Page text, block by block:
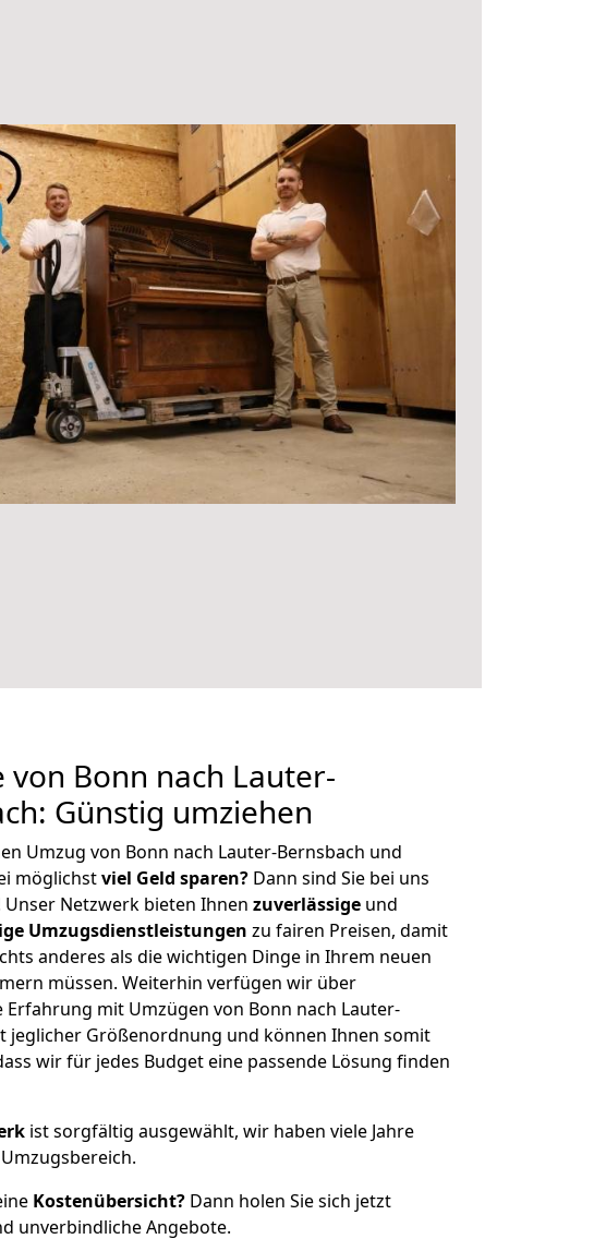
von Bonn nach Lauter-
Günstig umziehen
Umzug von Bonn nach Lauter-Bernsbach und
möglichstviel Geld sparen? Dann sind Sie bei uns
Netzwerk bieten Ihnen zuverlässige und
Umzugsdienstleistungen zu fairen Preisen, damit
anderes als die wichtigen Dinge in Ihrem neuen
müssen. Weiterhin verfügen wir über
mit Umzügen von Bonn nach Lauter-
jeglicher Größenordnung und können Ihnen somit
wir für jedes Budget eine passende Lösung finden
ist sorgfältig ausgewählt, wir haben viele Jahre
Kostenübersicht? Dann holen Sie sich jetzt
unverbindliche Angebote.